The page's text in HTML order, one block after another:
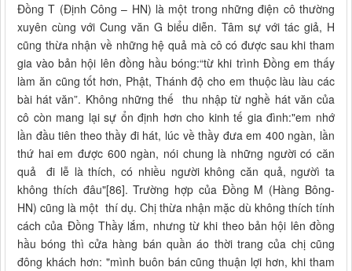
Đồng T (Định Công – HN) là một trong những điện cô thường
xuyên cùng với Cung văn G biểu diễn. Tâm sự với tác giả, H
cũng thừa nhận về những hệ quả mà cô có được sau khi tham
gia vào bản hội lên đồng hầu bóng:“từ khi trình Đồng em thấy
làm ăn cũng tốt hơn, Phật, Thánh độ cho em thuộc làu làu các
bài hát văn”. Không những thế thu nhập từ nghề hát văn của
cô còn mang lại sự ổn định hơn cho kinh tế gia đình:"em nhớ
lần đầu tiên theo thầy đi hát, lúc về thầy đưa em 400 ngàn, lần
thứ hai em được 600 ngàn, nói chung là những người có căn
quả đi lễ là thích, có nhiều người không căn quả, ngườì ta
không thích đâu"[86]. Trường hợp của Đồng M (Hàng Bông-
HN) cũng là một thí dụ. Chị thừa nhận mặc dù không thích tính
cách của Đồng Thầy lắm, nhưng từ khi theo bản hội lên đồng
hầu bóng thì cửa hàng bán quần áo thời trang của chị cũng
đông khách hơn: "mình buôn bán cũng thuận lợi hơn, khi tham